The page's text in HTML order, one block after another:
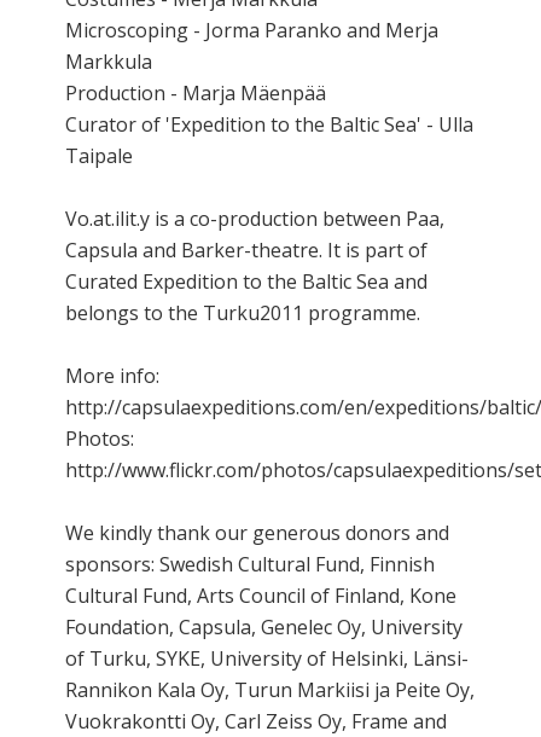
Microscoping - Jorma Paranko and Merja
Markkula
Production - Marja Mäenpää
Curator of 'Expedition to the Baltic Sea' - Ulla
Taipale
Vo.at.ilit.y is a co-production between Paa,
Capsula and Barker-theatre. It is part of
Curated Expedition to the Baltic Sea and
belongs to the Turku2011 programme.
More info:
http://capsulaexpeditions.com/en/expeditions/
Photos:
http://www.flickr.com/photos/capsulaexpeditions/
We kindly thank our generous donors and
sponsors: Swedish Cultural Fund, Finnish
Cultural Fund, Arts Council of Finland, Kone
Foundation, Capsula, Genelec Oy, University
of Turku, SYKE, University of Helsinki, Länsi-
Rannikon Kala Oy, Turun Markiisi ja Peite Oy,
Vuokrakontti Oy, Carl Zeiss Oy, Frame and